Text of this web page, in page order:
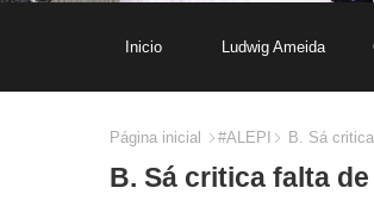
Inicio Ludwig Ameida
Página inicial #ALEPI B. Sá
B. Sá critica falta